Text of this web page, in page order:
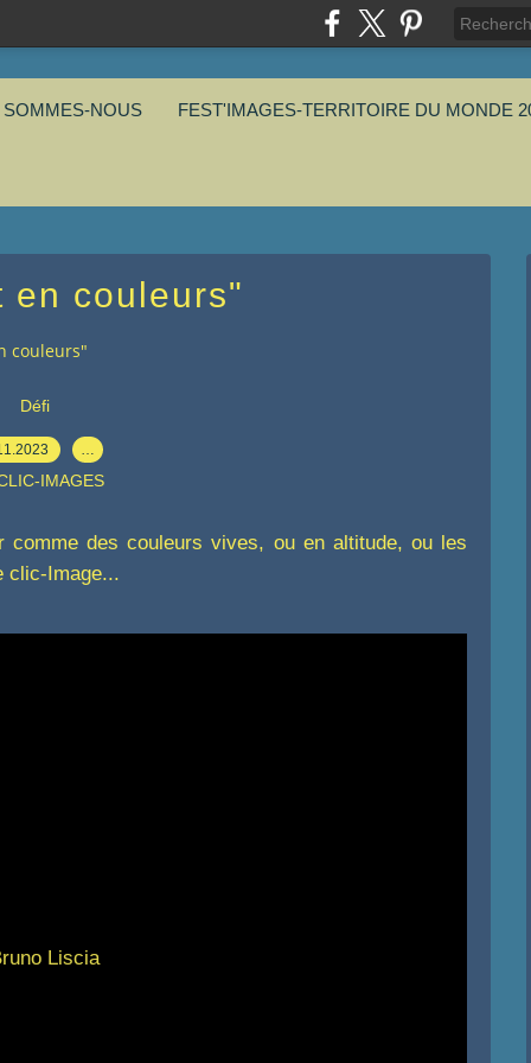
SOMMES-NOUS FEST'IMAGES-TERRITOIRE DU MONDE
en couleurs"
couleurs"
Défi
IMAGES
des couleurs vives, ou en altitude, ou les
clic-Image...